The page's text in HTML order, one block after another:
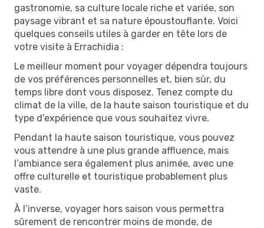
gastronomie, sa culture locale riche et variée, son
paysage vibrant et sa nature époustouflante. Voici
quelques conseils utiles à garder en tête lors de
votre visite à Errachidia :
Le meilleur moment pour voyager dépendra toujours
de vos préférences personnelles et, bien sûr, du
temps libre dont vous disposez. Tenez compte du
climat de la ville, de la haute saison touristique et du
type d’expérience que vous souhaitez vivre.
Pendant la haute saison touristique, vous pouvez
vous attendre à une plus grande affluence, mais
l’ambiance sera également plus animée, avec une
offre culturelle et touristique probablement plus
vaste.
À l’inverse, voyager hors saison vous permettra
sûrement de rencontrer moins de monde, de